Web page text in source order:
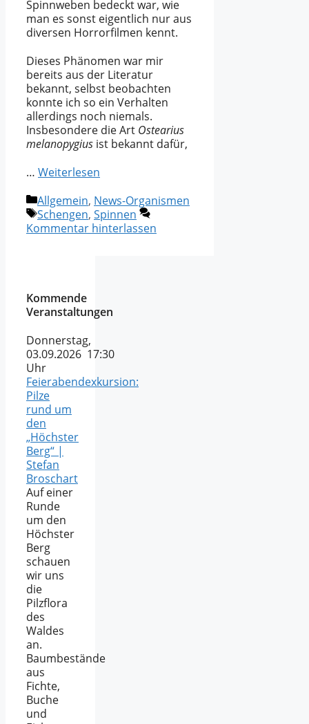
Spinnweben bedeckt war, wie
man es sonst eigentlich nur aus
diversen Horrorfilmen kennt.
Dieses Phänomen war mir
bereits aus der Literatur
bekannt, selbst beobachten
konnte ich so ein Verhalten
allerdings noch niemals.
Insbesondere die Art Ostearius
melanopygius ist bekannt dafür,
… Weiterlesen
Kategorien
Allgemein, News-Organismen
Schlagwörter
Schengen, Spinnen
Kommentar hinterlassen
Kommende
Veranstaltungen
Donnerstag,
03.09.2026 17:30
Uhr
Feierabendexkursion:
Pilze
rund um
den
„Höchster
Berg“ |
Stefan
Broschart
Auf einer
Runde
um den
Höchster
Berg
schauen
wir uns
die
Pilzflora
des
Waldes
an.
Baumbestände
aus
Fichte,
Buche
und